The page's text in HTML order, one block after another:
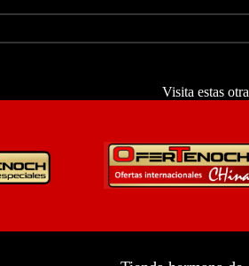
Visita estas